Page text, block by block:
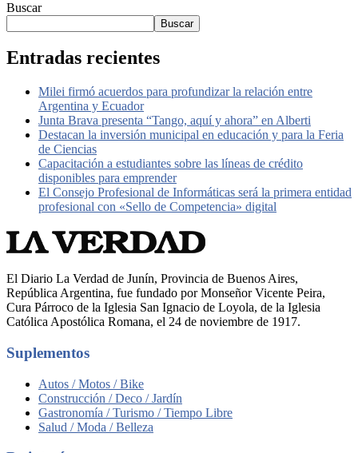
Buscar
Buscar
Entradas recientes
Milei firmó acuerdos para profundizar la relación entre
Argentina y Ecuador
Junta Brava presenta “Tango, aquí y ahora” en Alberti
Destacan la inversión municipal en educación y para la Feria
de Ciencias
Capacitación a estudiantes sobre las líneas de crédito
disponibles para emprender
El Consejo Profesional de Informáticas será la primera entidad
profesional con «Sello de Competencia» digital
El Diario La Verdad de Junín, Provincia de Buenos Aires,
República Argentina, fue fundado por Monseñor Vicente Peira,
Cura Párroco de la Iglesia San Ignacio de Loyola, de la Iglesia
Católica Apostólica Romana, el 24 de noviembre de 1917.
Suplementos
Autos / Motos / Bike
Construcción / Deco / Jardín
Gastronomía / Turismo / Tiempo Libre
Salud / Moda / Belleza